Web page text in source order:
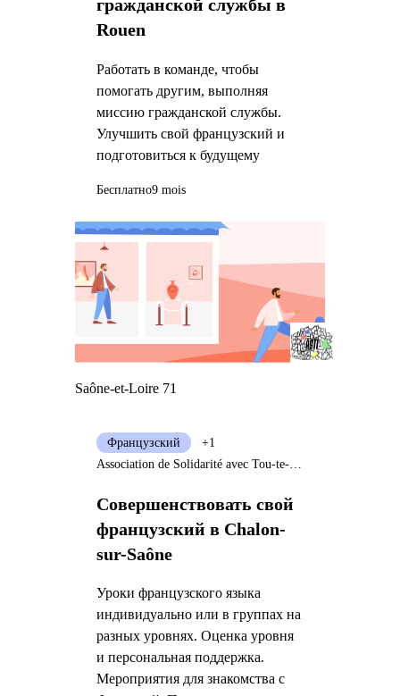
гражданской службы в
Rouen
Работать в команде, чтобы
помогать другим, выполняя
миссию гражданской службы.
Улучшить свой французский и
подготовиться к будущему
Бесплатно9 mois
Saône-et-Loire 71
Совершенствовать свой
французский в Chalon-
sur-Saône
Уроки французского языка
индивидуально или в группах на
разных уровнях. Оценка уровня
и персональная поддержка.
Мероприятия для знакомства с
Французский
+1
Association de Solidarité avec Tou-te-s les Immigré-e-s